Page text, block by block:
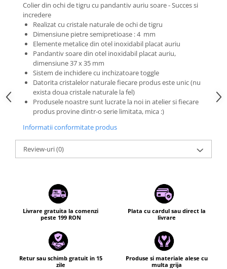
Colier din ochi de tigru cu pandantiv auriu soare - Succes si
incredere
Realizat cu cristale naturale de ochi de tigru
Dimensiune pietre semipretioase : 4 mm
Elemente metalice din otel inoxidabil placat auriu
Pandantiv soare din otel inoxidabil placat auriu,
dimensiune 37 x 35 mm
Sistem de inchidere cu inchizatoare toggle
Datorita cristalelor naturale fiecare produs este unic (nu
exista doua cristale naturale la fel)
Produsele noastre sunt lucrate la noi in atelier si fiecare
produs provine dintr-o serie limitata, mica :)
Informatii conformitate produs
Review-uri(0)
Livrare gratuita la comenzi
peste 199 RON
Plata cu cardul sau direct la
livrare
Retur sau schimb gratuit in 15
zile
Produse si materiale alese cu
multa grija